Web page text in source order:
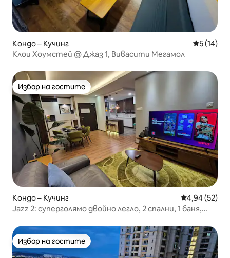
Кондо – Кучинг Средна
5 (14)
Клои Хоумстей @ Джаз 1, Вивасити Мегамол
Избор на гостите
Избор на гостите
Кондо – Кучинг Средна
4,94 (52)
Jazz 2: суперголямо двойно легло, 2 спални, 1 баня,
Избор на гостите
Избор на гостите